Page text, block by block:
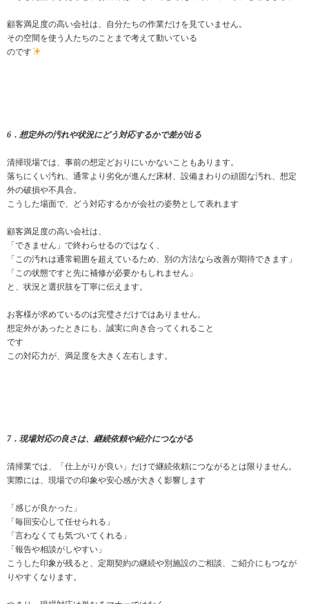
顧客満足度の高い会社は、自分たちの作業だけを見ていません。
その空間を使う人たちのことまで考えて動いている
のです
6．想定外の汚れや状況にどう対応するかで差が出る
清掃現場では、事前の想定どおりにいかないこともあります。
落ちにくい汚れ、通常より劣化が進んだ床材、設備まわりの頑固な汚れ、想定
外の破損や不具合。
こうした場面で、どう対応するかが会社の姿勢として表れます
顧客満足度の高い会社は、
「できません」で終わらせるのではなく、
「この汚れは通常範囲を超えているため、別の方法なら改善が期待できます」
「この状態ですと先に補修が必要かもしれません」
と、状況と選択肢を丁寧に伝えます。
お客様が求めているのは完璧さだけではありません。
想定外があったときにも、誠実に向き合ってくれること
です
この対応力が、満足度を大きく左右します。
7．現場対応の良さは、継続依頼や紹介につながる
清掃業では、「仕上がりが良い」だけで継続依頼につながるとは限りません。
実際には、現場での印象や安心感が大きく影響します
「感じが良かった」
「毎回安心して任せられる」
「言わなくても気づいてくれる」
「報告や相談がしやすい」
こうした印象が残ると、定期契約の継続や別施設のご相談、ご紹介にもつなが
りやすくなります。